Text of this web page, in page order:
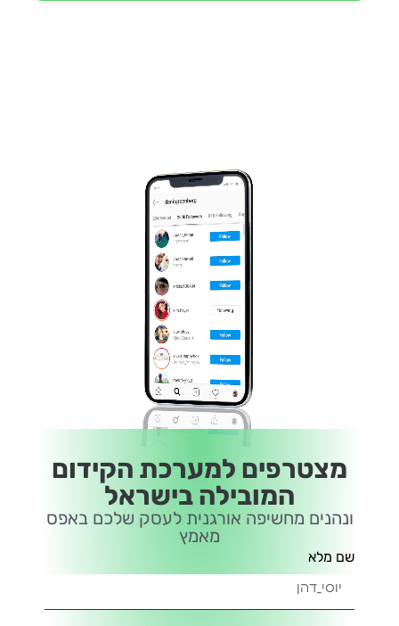
מצטרפים למערכת הקידום
המובילה בישראל
ונהנים מחשיפה אורגנית לעסק שלכם באפס
מאמץ
שם מלא